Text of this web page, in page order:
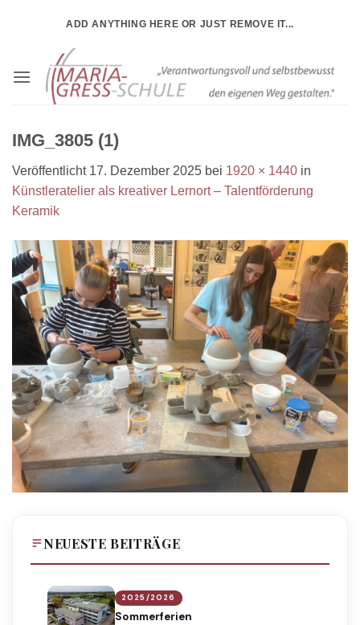
ADD ANYTHING HERE OR JUST REMOVE IT...
IMG_3805 (1)
Veröffentlicht 17. Dezember 2025 bei 1920 × 1440 in
Künstleratelier als kreativer Lernort – Talentförderung
Keramik
NEUESTE BEITRÄGE
2025/2026
Sommerferien